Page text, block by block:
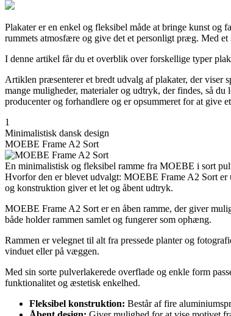
Plakater er en enkel og fleksibel måde at bringe kunst
rummets atmosfære og give det et personligt præg. Med et
I denne artikel får du et overblik over forskellige typer
Artiklen præsenterer et bredt udvalg af plakater, der
mange muligheder, materialer og udtryk, der findes, så
producenter og forhandlere og er opsummeret for at give
1
Minimalistisk dansk design
MOEBE Frame A2 Sort
En minimalistisk og fleksibel ramme fra MOEBE i sort
Hvorfor den er blevet udvalgt: MOEBE Frame A2 Sort
og konstruktion giver et let og åbent udtryk.
MOEBE Frame A2 Sort er en åben ramme, der giver
både holder rammen samlet og fungerer som ophæng.
Rammen er velegnet til alt fra pressede planter og
vinduet eller på væggen.
Med sin sorte pulverlakerede overflade og enkle form
funktionalitet og æstetisk enkelhed.
Fleksibel konstruktion: Består af fire